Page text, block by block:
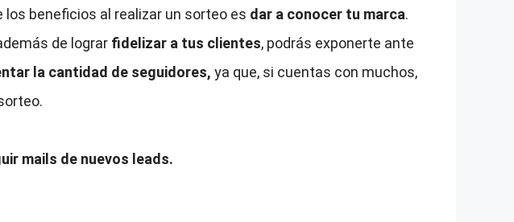
beneficios al realizar un sorteo es dar a conocer tu marca.
de lograr fidelizar a tus clientes, podrás exponerte ante
la cantidad de seguidores, ya que, si cuentas con muchos,
mails de nuevos leads.